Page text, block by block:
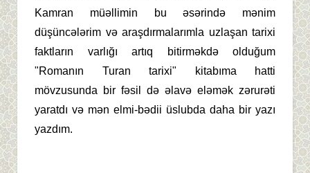
Kamran müəllimin bu əsərində mənim
düşüncələrim və araşdırmalarımla uzlaşan tarixi
faktların varlığı artıq bitirməkdə olduğum
"Romanın Turan tarixi" kitabıma hatti
mövzusunda bir fəsil də əlavə eləmək zərurəti
yaratdı və mən elmi-bədii üslubda daha bir yazı
yazdım.